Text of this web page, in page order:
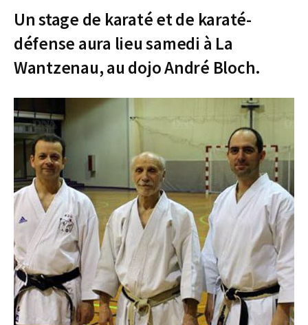
Un stage de karaté et de karaté-
défense aura lieu samedi à La
Wantzenau, au dojo André Bloch.